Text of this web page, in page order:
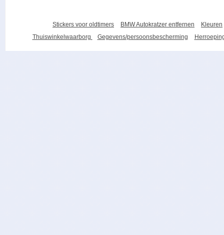
Stickers voor oldtimers BMW Autokratzer entfernen
Kleuren
Thuiswinkelwaarborg
Gegevens/persoonsbescherming